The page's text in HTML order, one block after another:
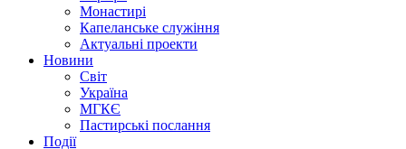
Монастирі
Капеланське служіння
Актуальні проекти
Новини
Світ
Україна
МГКЄ
Пастирські послання
Події